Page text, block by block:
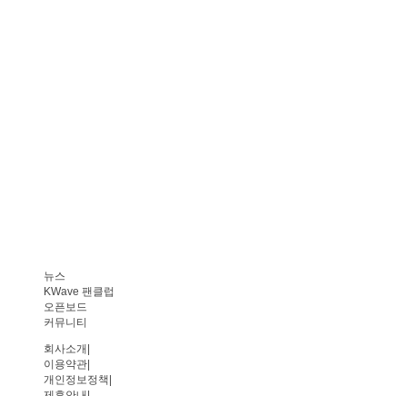
뉴스
KWave 팬클럽
오픈보드
커뮤니티
회사소개
이용약관
개인정보정책